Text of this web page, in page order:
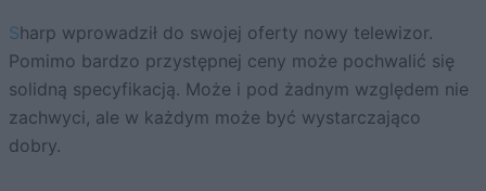
Sharp wprowadził do swojej oferty nowy telewizor.
Pomimo bardzo przystępnej ceny może pochwalić się
solidną specyfikacją. Może i pod żadnym względem nie
zachwyci, ale w każdym może być wystarczająco
dobry.